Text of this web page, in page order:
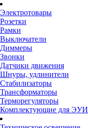
Электротовары
Розетки
Рамки
Выключатели
Диммеры
Звонки
Датчики движения
Шнуры, удлинители
Стабилизаторы
Трансформаторы
Терморегуляторы
Комплектующие для ЭУИ